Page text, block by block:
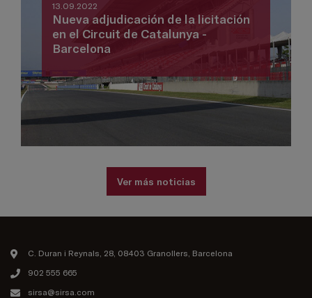
13.09.2022
Nueva adjudicación de la licitación
en el Circuit de Catalunya -
Barcelona
Ver más noticias
C. Duran i Reynals, 28, 08403 Granollers, Barcelona
902 555 665
sirsa@sirsa.com